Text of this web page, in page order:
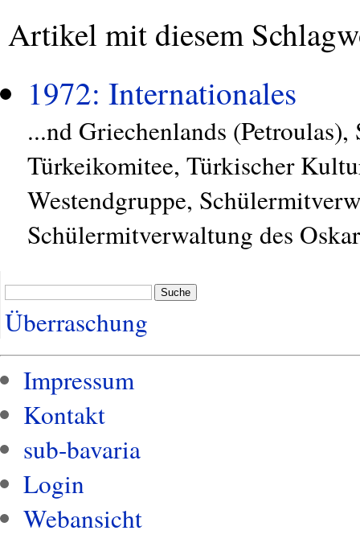
Artikel mit diesem
1972: Internationales
...nd Griechenlands
Türkeikomitee, Türkischer
Westendgruppe,
Schülermitverwaltung des
Suche
Überraschung
Impressum
Kontakt
sub-bavaria
Login
Webansicht